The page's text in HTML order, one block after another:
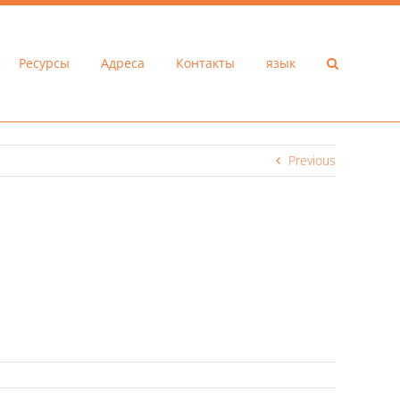
Ресурсы Адреса Контакты язык
Previous